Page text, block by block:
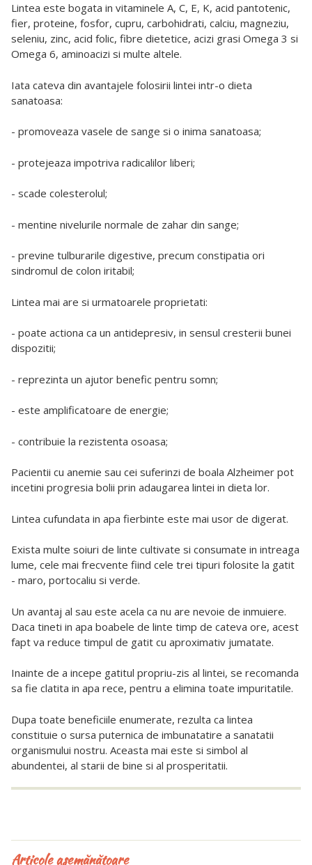
Lintea este bogata in vitaminele A, C, E, K, acid pantotenic,
fier, proteine, fosfor, cupru, carbohidrati, calciu, magneziu,
seleniu, zinc, acid folic, fibre dietetice, acizi grasi Omega 3 si
Omega 6, aminoacizi si multe altele.
Iata cateva din avantajele folosirii lintei intr-o dieta
sanatoasa:
- promoveaza vasele de sange si o inima sanatoasa;
- protejeaza impotriva radicalilor liberi;
- scade colesterolul;
- mentine nivelurile normale de zahar din sange;
- previne tulburarile digestive, precum constipatia ori
sindromul de colon iritabil;
Lintea mai are si urmatoarele proprietati:
- poate actiona ca un antidepresiv, in sensul cresterii bunei
dispozitii;
- reprezinta un ajutor benefic pentru somn;
- este amplificatoare de energie;
- contribuie la rezistenta osoasa;
Pacientii cu anemie sau cei suferinzi de boala Alzheimer pot
incetini progresia bolii prin adaugarea lintei in dieta lor.
Lintea cufundata in apa fierbinte este mai usor de digerat.
Exista multe soiuri de linte cultivate si consumate in intreaga
lume, cele mai frecvente fiind cele trei tipuri folosite la gatit
- maro, portocaliu si verde.
Un avantaj al sau este acela ca nu are nevoie de inmuiere.
Daca tineti in apa boabele de linte timp de cateva ore, acest
fapt va reduce timpul de gatit cu aproximativ jumatate.
Inainte de a incepe gatitul propriu-zis al lintei, se recomanda
sa fie clatita in apa rece, pentru a elimina toate impuritatile.
Dupa toate beneficiile enumerate, rezulta ca lintea
constituie o sursa puternica de imbunatatire a sanatatii
organismului nostru. Aceasta mai este si simbol al
abundentei, al starii de bine si al prosperitatii.
Articole asemănătoare